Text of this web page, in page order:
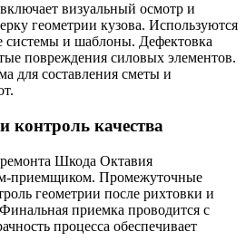
визуальный осмотр и
геометрии кузова. Используются
системы и шаблоны. Дефектовка
повреждения силовых элементов.
для составления сметы и
контроль качества
Шкода Октавия
приемщиком. Промежуточные
геометрии после рихтовки и
приемка проводится с
процесса обеспечивает